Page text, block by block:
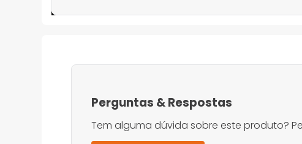
Perguntas &Respostas
Tem alguma dúvida sobre este produto?